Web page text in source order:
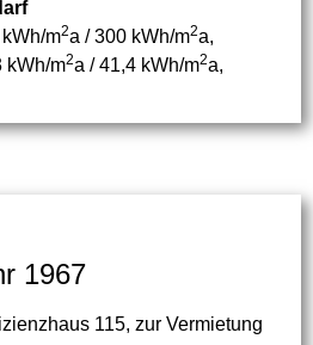
m2a / 300 kWh/m2a,
kWh/m2a / 41,4 kWh/m2a,
1967
115, zur Vermietung